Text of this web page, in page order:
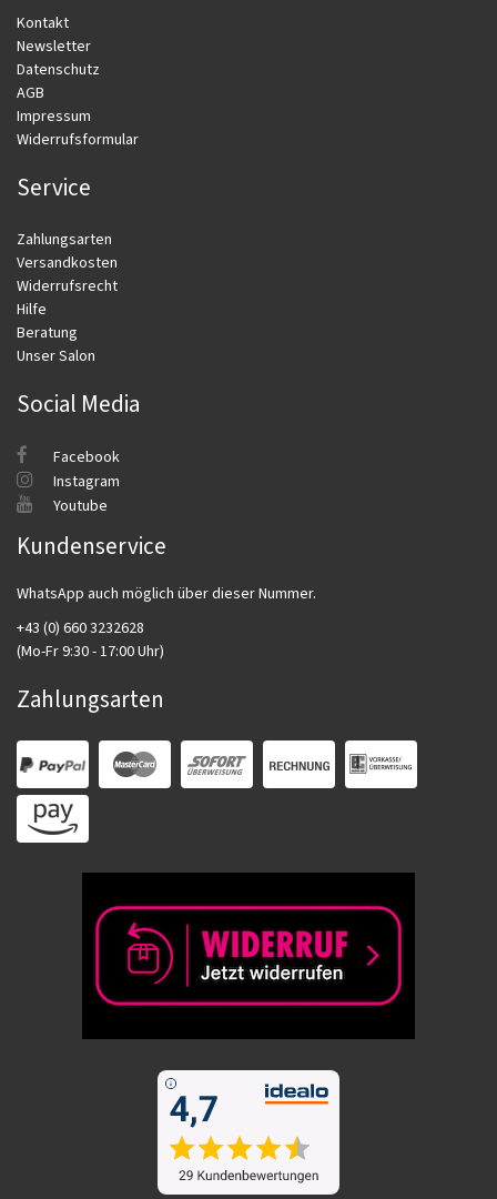
Kontakt
Newsletter
Datenschutz
AGB
Impressum
Widerrufsformular
Service
Zahlungsarten
Versandkosten
Widerrufsrecht
Hilfe
Beratung
Unser Salon
Social Media
Facebook
Instagram
Youtube
Kundenservice
WhatsApp auch möglich über dieser Nummer.
+43 (0) 660 3232628
(Mo-Fr 9:30 - 17:00 Uhr)
Zahlungsarten